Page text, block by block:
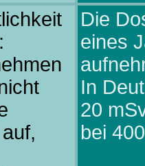
Die
eines
In
20
bei